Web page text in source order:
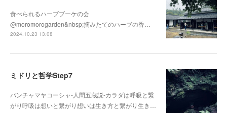
食べられるハーブブーケの会
@moromorogarden&nbsp;摘みたてのハーブの香…
2024.10.23 13:08
ミドリと哲学Step7
パンチャマヤコーシャ-人間五蔵説-カラダは呼吸と繋
がり呼吸は想いと繋がり想いは生き方と繋がり生き…